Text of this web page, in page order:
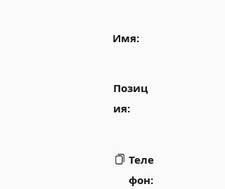
Имя:
Позиц
ия:
Теле
фон: